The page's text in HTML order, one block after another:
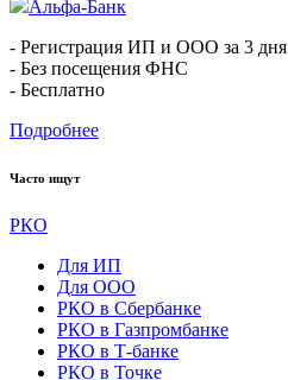
Альфа-Банк
- Регистрация ИП и ООО за 3 дня
- Без посещения ФНС
- Бесплатно
Подробнее
Часто ищут
РКО
Для ИП
Для ООО
РКО в Сбербанке
РКО в Газпромбанке
РКО в Т-банке
РКО в Точке